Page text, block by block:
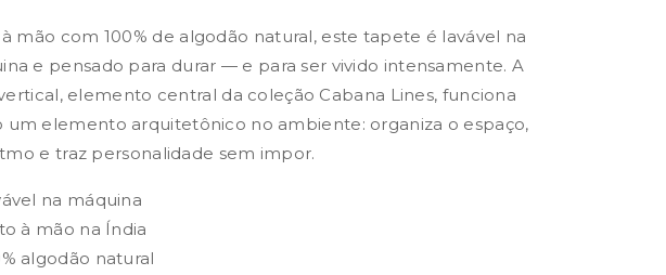
mão com 100% de algodão natural, este tapete é lavável na
e pensado para durar — e para ser vivido intensamente. A
elemento central da coleção Cabana Lines, funciona
um elemento arquitetônico no ambiente: organiza o espaço,
e traz personalidade sem impor.
na máquina
à mão na Índia
algodão natural